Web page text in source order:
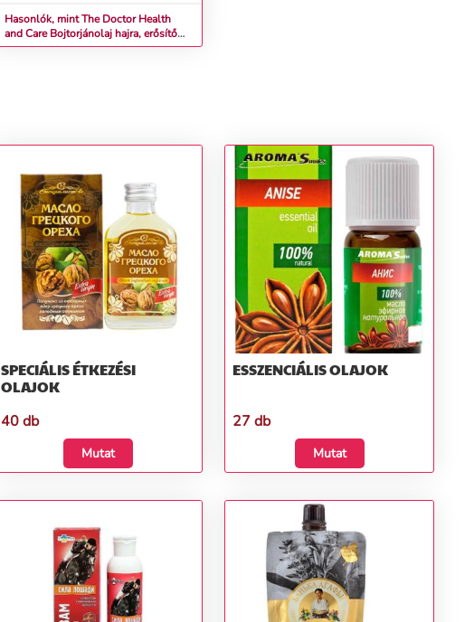
Hasonlók, mint The Doctor Health
and Care Bojtorjánolaj hajra, erősítő
hagymával és fokhagymával - 100ml -
SPECIÁLIS ÉTKEZÉSI
OLAJOK
40 db
Mutat
ESSZENCIÁLIS OLAJOK
27 db
Mutat